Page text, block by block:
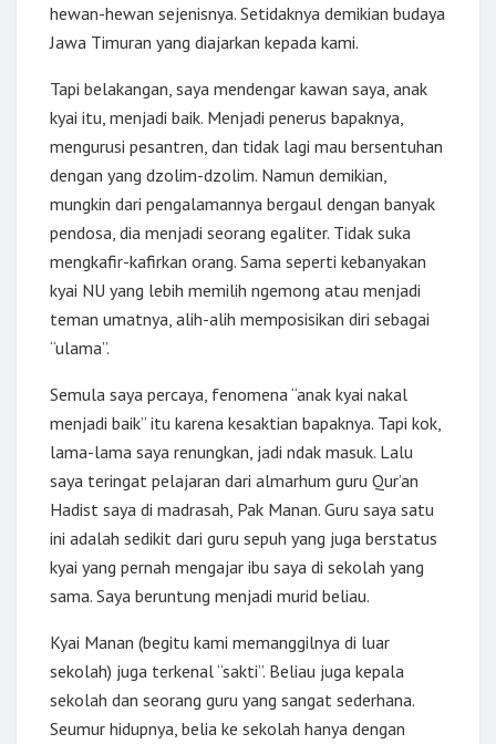
hewan-hewan sejenisnya. Setidaknya demikian budaya
Jawa Timuran yang diajarkan kepada kami.
Tapi belakangan, saya mendengar kawan saya, anak
kyai itu, menjadi baik. Menjadi penerus bapaknya,
mengurusi pesantren, dan tidak lagi mau bersentuhan
dengan yang dzolim-dzolim. Namun demikian,
mungkin dari pengalamannya bergaul dengan banyak
pendosa, dia menjadi seorang egaliter. Tidak suka
mengkafir-kafirkan orang. Sama seperti kebanyakan
kyai NU yang lebih memilih ngemong atau menjadi
teman umatnya, alih-alih memposisikan diri sebagai
“ulama”.
Semula saya percaya, fenomena “anak kyai nakal
menjadi baik” itu karena kesaktian bapaknya. Tapi kok,
lama-lama saya renungkan, jadi ndak masuk. Lalu
saya teringat pelajaran dari almarhum guru Qur’an
Hadist saya di madrasah, Pak Manan. Guru saya satu
ini adalah sedikit dari guru sepuh yang juga berstatus
kyai yang pernah mengajar ibu saya di sekolah yang
sama. Saya beruntung menjadi murid beliau.
Kyai Manan (begitu kami memanggilnya di luar
sekolah) juga terkenal “sakti”. Beliau juga kepala
sekolah dan seorang guru yang sangat sederhana.
Seumur hidupnya, belia ke sekolah hanya dengan